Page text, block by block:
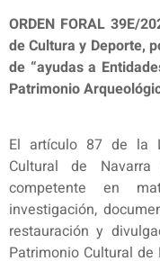
ORDEN FORAL 39E/
de Cultura y Deporte,
de “ayudas a
Patrimonio
El artículo 87 de la
Cultural de
competente en
investigación,
restauración y
Patrimonio Cultural